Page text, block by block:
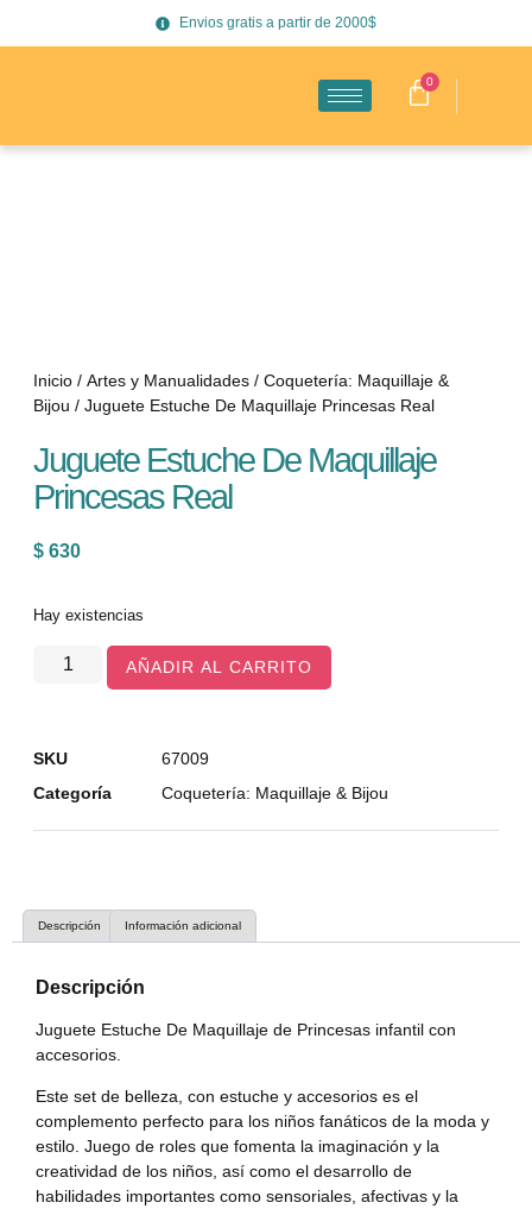
Envios gratis a partir de 2000$
0
Inicio / Artes y Manualidades / Coquetería: Maquillaje &
Bijou / Juguete Estuche De Maquillaje Princesas Real
Juguete Estuche De Maquillaje
Princesas Real
$ 630
Hay existencias
AÑADIR AL CARRITO
SKU
67009
Categoría
Coquetería: Maquillaje & Bijou
Descripción Información adicional
Descripción
Juguete Estuche De Maquillaje de Princesas infantil con
accesorios.
Este set de belleza, con estuche y accesorios es el
complemento perfecto para los niños fanáticos de la moda y
estilo. Juego de roles que fomenta la imaginación y la
creatividad de los niños, así como el desarrollo de
habilidades importantes como sensoriales, afectivas y la